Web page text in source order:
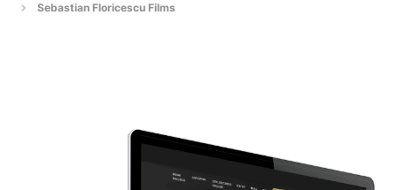
Sebastian Floricescu Films